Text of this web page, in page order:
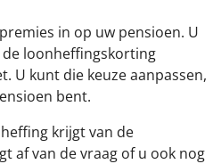
in op uw pensioen. U
de loonheffingskorting
U kunt die keuze aanpassen,
bent.
krijgt van de
af van de vraag of u ook nog